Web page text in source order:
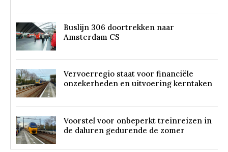
Buslijn 306 doortrekken naar
Amsterdam CS
Vervoerregio staat voor financiële
onzekerheden en uitvoering kerntaken
Voorstel voor onbeperkt treinreizen in
de daluren gedurende de zomer